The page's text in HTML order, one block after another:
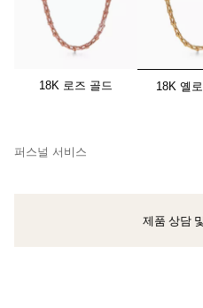
18K 로즈 골드 18K 옐
퍼스널 서비스
클라이언트 어드바이저에게 문
제품 상담